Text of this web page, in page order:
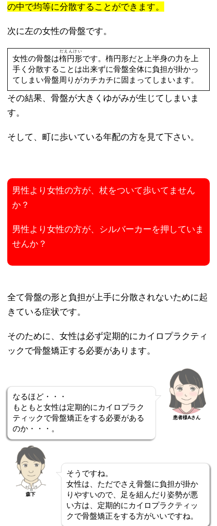
の中で均等に分散することができます。
次に左の女性の骨盤です。
女性の骨盤は楕円形
だえんけい
です。楕円形だと上半身の力を上
手く分散することは出来ずに骨盤全体に負担が掛かっ
てしまい骨盤周りがカチカチに固まってしまいます。
その結果、骨盤が大きくゆがみが生じてしまいま
す。
そして、町に歩いている年配の方を見て下さい。
男性より女性の方が、杖をついて歩いてません
か？
男性より女性の方が、シルバーカーを押していま
せんか？
全て骨盤の形と負担が上手に分散されないために起
きている症状です。
そのために、女性は必ず定期的にカイロプラクティ
ックで骨盤矯正する必要があります。
なるほど・・・
もともと女性は定期的にカイロプラク
ティックで骨盤矯正をする必要がある
のか・・・。
患者様Aさん
森下
そうですね。
女性は、ただでさえ骨盤に負担が掛か
りやすいので、足を組んだり姿勢が悪
い方は、定期的にカイロプラクティッ
クで骨盤矯正をする方がいいですね。